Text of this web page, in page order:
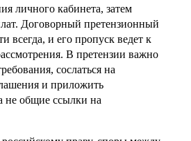
личного кабинета, затем
Договорный претензионный
всегда, и его пропуск ведет к
В претензии важно
сослаться на
и приложить
не общие ссылки на